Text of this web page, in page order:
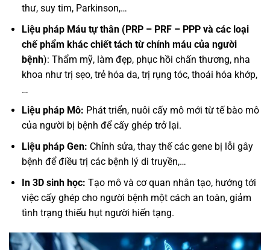
thư, suy tim, Parkinson,…
Liệu pháp Máu tự thân (PRP – PRF – PPP và các loại
chế phẩm khác chiết tách từ chính máu của người
bệnh): Thẩm mỹ, làm đẹp, phục hồi chấn thương, nha
khoa như trị sẹo, trẻ hóa da, trị rụng tóc, thoái hóa khớp,
…
Liệu pháp Mô: Phát triển, nuôi cấy mô mới từ tế bào mô
của người bị bệnh để cấy ghép trở lại.
Liệu pháp Gen: Chỉnh sửa, thay thế các gene bị lỗi gây
bệnh để điều trị các bệnh lý di truyền,…
In 3D sinh học: Tạo mô và cơ quan nhân tạo, hướng tới
việc cấy ghép cho người bệnh một cách an toàn, giảm
tình trạng thiếu hụt người hiến tạng.